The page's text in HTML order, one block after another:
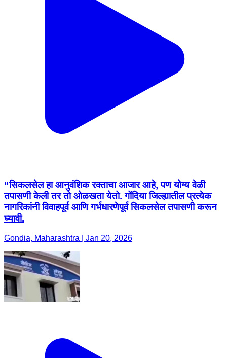
“सिकलसेल हा आनुवंशिक रक्ताचा आजार आहे, पण योग्य वेळी
तपासणी केली तर तो ओळखता येतो. गोंदिया जिल्ह्यातील प्रत्येक
नागरिकांनी विवाहपूर्व आणि गर्भधारणेपूर्व सिकलसेल तपासणी करून
घ्यावी.
Gondia, Maharashtra | Jan 20, 2026